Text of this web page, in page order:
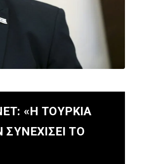
«Η ΤΟΥΡΚΊΑ
ΤΟ